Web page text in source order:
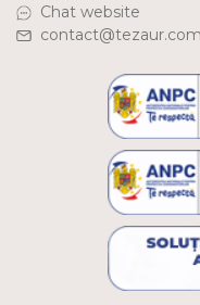
Chat website
contact@tezaur.com